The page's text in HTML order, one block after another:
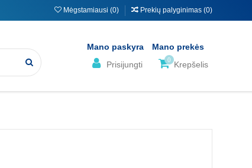
Mėgstamiausi (0) Prekių palyginimas (0)
Mano paskyra
Prisijungti
Mano prekės
0Krepšelis